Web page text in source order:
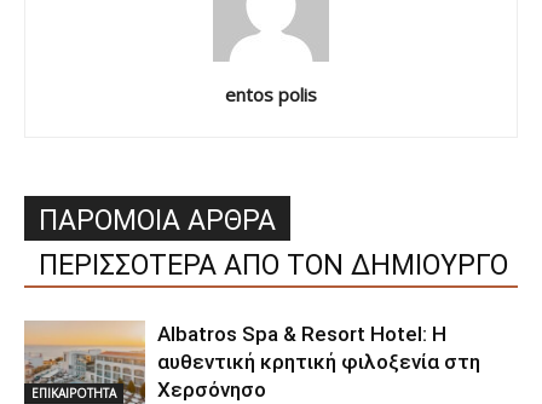
entos polis
ΠΑΡΟΜΟΙΑ ΑΡΘΡΑ
ΠΕΡΙΣΣΟΤΕΡΑ ΑΠΟ ΤΟΝ ΔΗΜΙΟΥΡΓΟ
ΕΠΙΚΑΙΡΟΤΗΤΑ
Albatros Spa & Resort Hotel: Η
αυθεντική κρητική φιλοξενία στη
Χερσόνησο